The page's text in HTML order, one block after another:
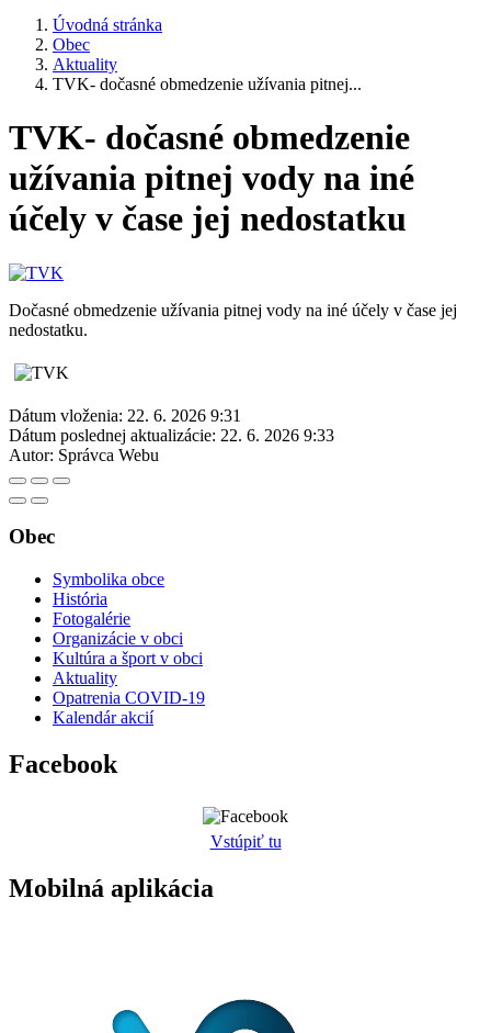
Úvodná stránka
Obec
Aktuality
TVK- dočasné obmedzenie užívania pitnej...
TVK- dočasné obmedzenie
užívania pitnej vody na iné
účely v čase jej nedostatku
Dočasné obmedzenie užívania pitnej vody na iné účely v čase jej
nedostatku.
Dátum vloženia: 22. 6. 2026 9:31
Dátum poslednej aktualizácie: 22. 6. 2026 9:33
Autor: Správca Webu
Obec
Symbolika obce
História
Fotogalérie
Organizácie v obci
Kultúra a šport v obci
Aktuality
Opatrenia COVID-19
Kalendár akcií
Facebook
Vstúpiť tu
Mobilná aplikácia